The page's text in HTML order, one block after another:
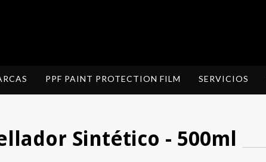
PPF PAINT PROTECTION FILM SERVICIOS
Sintético - 500ml